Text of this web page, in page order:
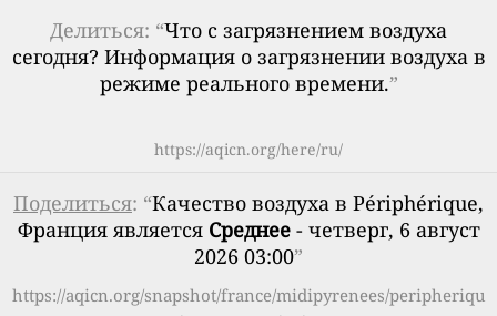
Делиться: “Что с загрязнением воздуха
сегодня? Информация о загрязнении воздуха в
режиме реального времени.”
https://aqicn.org/here/ru/
Поделиться: “Качество воздуха в Périphérique,
Франция является Среднее- четверг, 6 август
2026 03:00”
https://aqicn.org/snapshot/france/midipyrenees/peripheriqu